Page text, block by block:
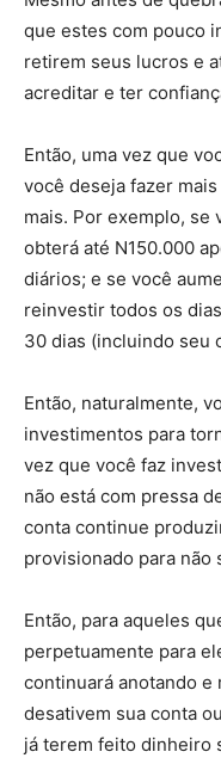
que estes com pouco
retirem seus lucros e
acreditar e ter
Então, uma vez que
você deseja fazer
mais. Por exemplo, se
obterá até N150.000
diários; e se você
reinvestir todos os
30 dias (incluindo seu
Então, naturalmente,
investimentos para
vez que você faz
não está com pressa
conta continue
provisionado para não
Então, para aqueles
perpetuamente para
continuará anotando e
desativem sua conta
já terem feito dinheiro